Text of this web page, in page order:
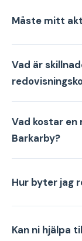
Måste mitt
Vad är
Vad kostar en
Barkarby?
Hur byter jag
Kan ni hjälpa